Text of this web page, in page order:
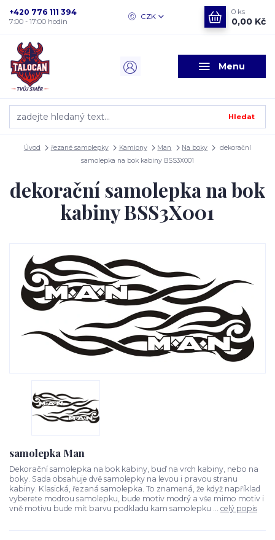
Menu
CZK
Hledat
+420 776 111 394
7:00 - 17:00 hodin
0 ks
0,00 Kč
Úvod řezané samolepky Kamiony Man Na boky
dekorační
samolepka na bok kabiny BSS3X001
dekorační samolepka na bok
kabiny BSS3X001
samolepka Man
Dekorační samolepka na bok kabiny, buď na vrch kabiny, nebo na
boky. Sada obsahuje dvě samolepky na levou i pravou stranu
kabiny. Klasická, řezaná samolepka. To znamená, že když například
vyberete modrou samolepku, bude motiv modrý a vše mimo motiv i
vně motivu bude mít barvu podkladu kam samolepku ... celý popis